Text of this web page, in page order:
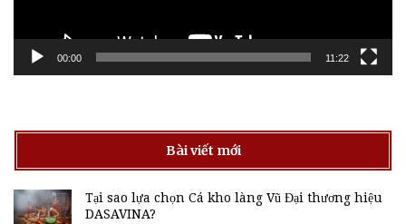
00:00 11:22
Bài viết mới
Tại sao lựa chọn Cá kho làng Vũ Đại thương hiệu
DASAVINA?